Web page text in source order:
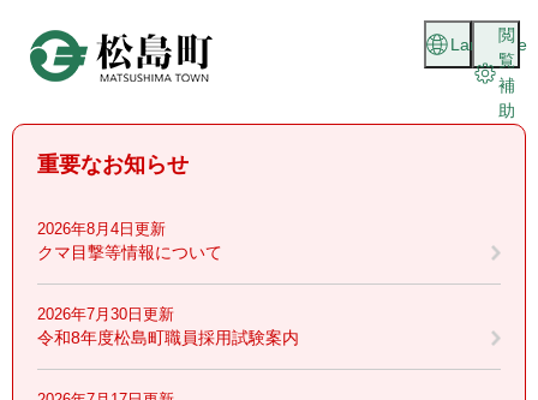
頭
閲
覧
補
助
Language
重要なお知らせ
2026年8月4日更新
クマ目撃等情報について
2026年7月30日更新
令和8年度松島町職員採用試験案内